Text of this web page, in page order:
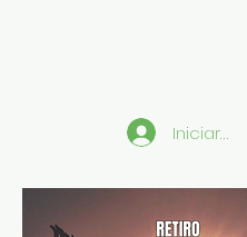
Iniciar